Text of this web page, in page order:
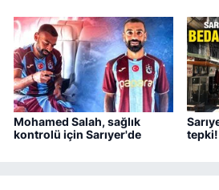
Mohamed Salah, sağlık
kontrolü için Sarıyer'de
tepki!